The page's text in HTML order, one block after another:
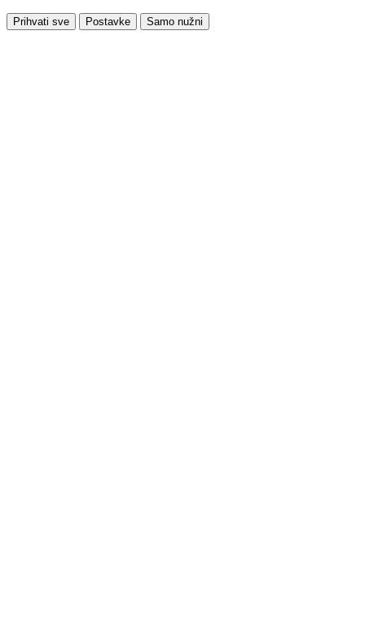
Prihvati sve Postavke Samo nužni